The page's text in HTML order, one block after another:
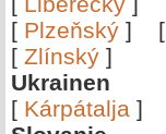
[ Plzeňský ] [
[ Zlínský ]
Ukrainen
[ Kárpátalja ]